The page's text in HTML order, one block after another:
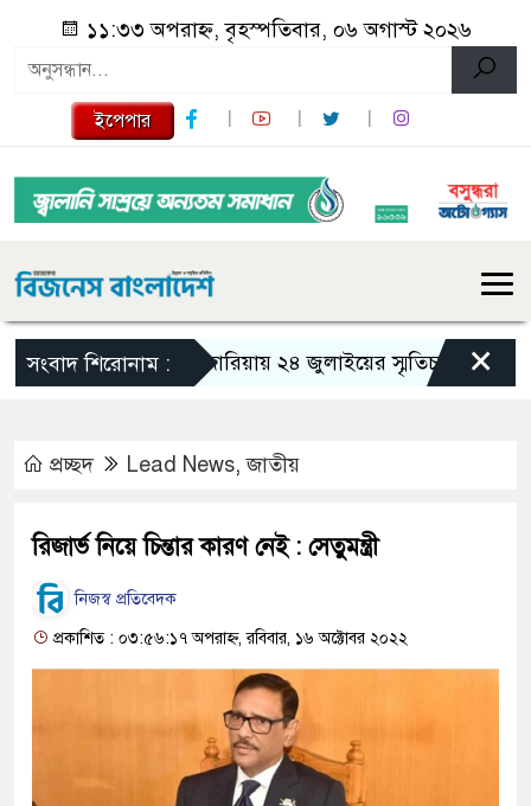
১১:৩৩ অপরাহ্ন, বৃহস্পতিবার, ০৬ অগাস্ট ২০২৬
ইপেপার
সংবাদ শিরোনাম :গজারিয়ায় ২৪ জুলাইয়ের স্মৃতিচারণ: গুমের×
প্রচ্ছদ Lead News,জাতীয়
রিজার্ভ নিয়ে চিন্তার কারণ নেই : সেতুমন্ত্রী
নিজস্ব প্রতিবেদক
প্রকাশিত : ০৩:৫৬:১৭ অপরাহ্ন, রবিবার, ১৬ অক্টোবর ২০২২